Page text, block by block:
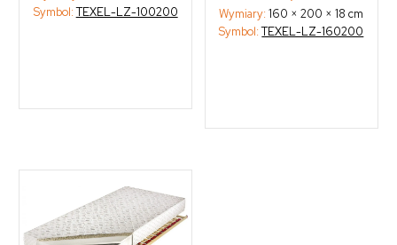
Symbol:TEXEL-LZ-100200
Wymiary:160 × 200 × 18 cm
Symbol:TEXEL-LZ-160200